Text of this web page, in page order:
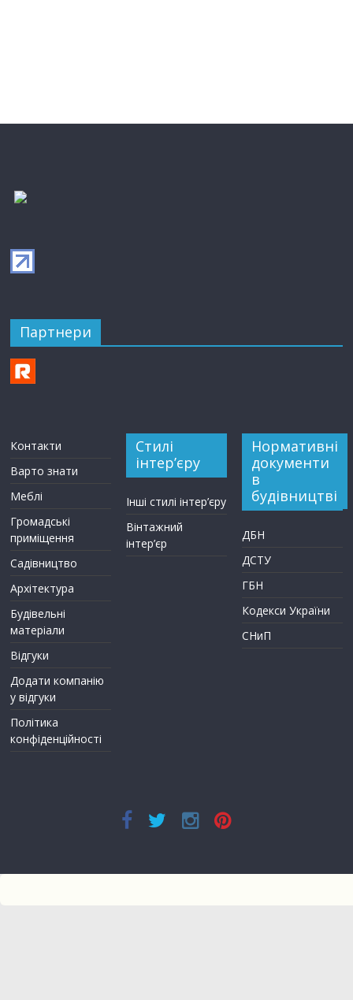
Партнери
Контакти
Варто знати
Меблі
Громадські
приміщення
Садівництво
Архітектура
Будівельні
матеріали
Відгуки
Додати компанію
у відгуки
Політика
конфіденційності
Стилі
інтер’єру
Інші стилі інтер’єру
Вінтажний
інтер’єр
Нормативні
документи
в
будівництві
ДБН
ДСТУ
ГБН
Кодекси України
СНиП